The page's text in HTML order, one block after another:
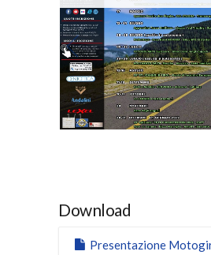
1/1
Download
Presentazione